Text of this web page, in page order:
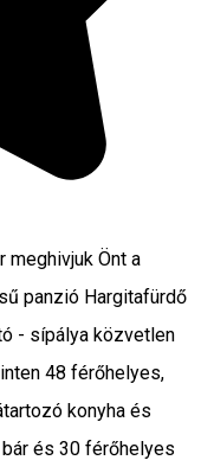
meghivjuk Önt a
panzió Hargitafürdő
- sípálya közvetlen
48 férőhelyes,
konyha és
és 30 férőhelyes